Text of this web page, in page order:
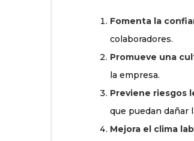
Fomenta la
colaboradores.
Promueve una
la empresa.
Previene riesgos
que puedan dañar
Mejora el clima